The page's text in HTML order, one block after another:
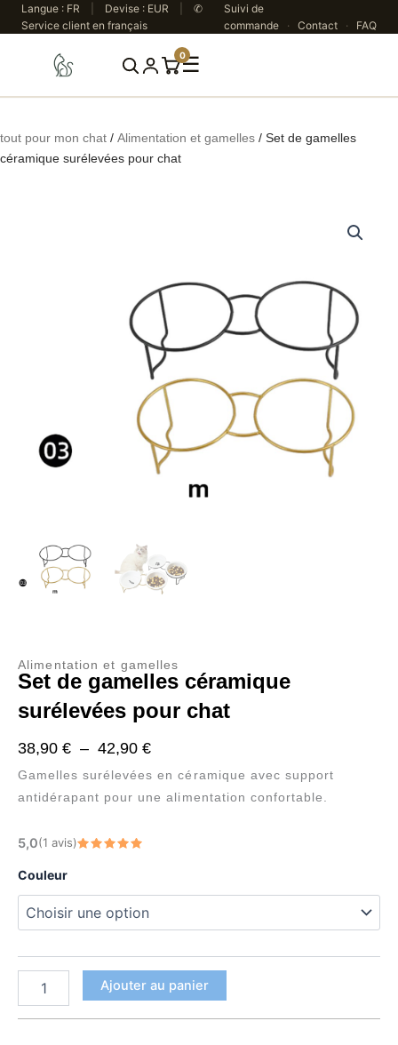
Langue : FR Devise : EUR
✆
Service client en français
Suivi de
commande
· Contact · FAQ
0☰
Aller
au
tout pour mon chat / Alimentation et gamelles / Set de gamelles
céramique surélevées pour chat
Alimentation et gamelles
Set de gamelles céramique
surélevées pour chat
38,90 € – 42,90 €Plage
de
prix :
Gamelles surélevées en céramique avec support
antidérapant pour une alimentation confortable.
5,0(1 avis)
Couleur
quantité
Set
de
gamelles
céramique
Ajouter au panier